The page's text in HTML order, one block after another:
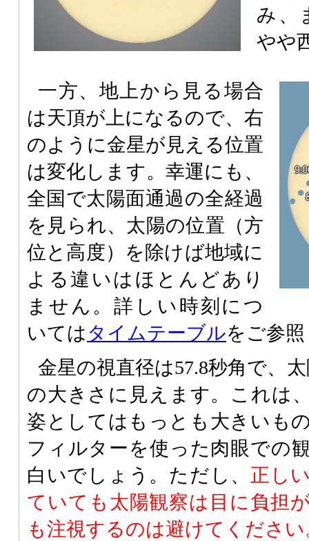
み、
やや
一方、地上から見る場合
は天頂が上になるので、右
のように金星が見える位置
は変化します。幸運にも、
全国で太陽面通過の全経過
を見られ、太陽の位置（方
位と高度）を除けば地域に
よる違いはほとんどあり
ません。詳しい時刻につ
いてはタイムテーブルをご参
金星の視直径は57.8秒角で、
の大きさに見えます。これは
姿としてはもっとも大きいも
フィルターを使った肉眼での
白いでしょう。ただし、 正し
ていても太陽観察は目に負担
も注視するのは避けてください